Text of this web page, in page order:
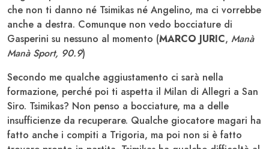
che non ti danno né Tsimikas né Angelino, ma ci vorrebbe
anche a destra. Comunque non vedo bocciature di
Gasperini su nessuno al momento (MARCO JURIC, Manà
Manà Sport, 90.9)
Secondo me qualche aggiustamento ci sarà nella
formazione, perché poi ti aspetta il Milan di Allegri a San
Siro. Tsimikas? Non penso a bocciature, ma a delle
insufficienze da recuperare. Qualche giocatore magari ha
fatto anche i compiti a Trigoria, ma poi non si è fatto